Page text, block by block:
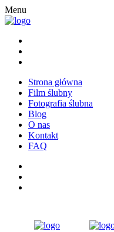
Menu
Strona główna
Film ślubny
Fotografia ślubna
Blog
O nas
Kontakt
FAQ